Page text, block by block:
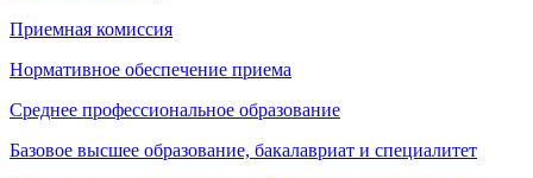
Приемная комиссия
Нормативное обеспечение приема
Среднее профессиональное образование
Базовое высшее образование, бакалавриат и специалитет